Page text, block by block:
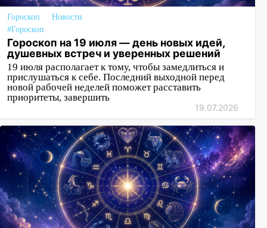
Гороскоп
Новости
#Гороскоп
Гороскоп на 19 июля — день новых идей,
душевных встреч и уверенных решений
19 июля располагает к тому, чтобы замедлиться и
прислушаться к себе. Последний выходной перед
новой рабочей неделей поможет расставить
приоритеты, завершить
19.07.2026